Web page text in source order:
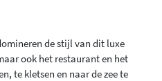
de stijl van dit luxe
ook het restaurant en het
te kletsen en naar de zee te